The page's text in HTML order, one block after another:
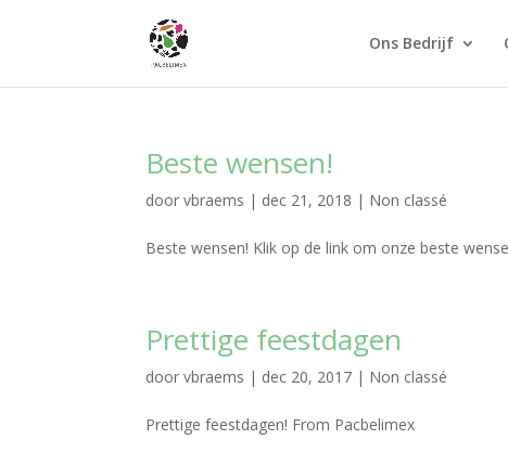
Ons Bedrijf
Beste wensen!
doorvbraems | dec 21, 2018 | Non classé
Beste wensen! Klik op de link om onze beste
Prettige feestdagen
doorvbraems | dec 20, 2017 | Non classé
Prettige feestdagen! From Pacbelimex